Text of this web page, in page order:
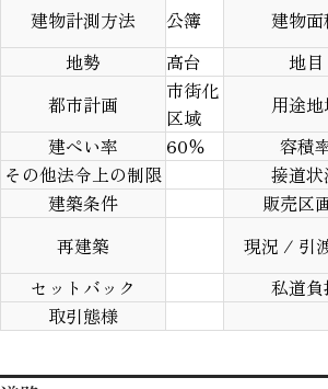
建物計測方法 公簿 建物面
地勢
高台 地目
都市計画
市街化
区域
用途
建ぺい率
60％ 容積
その他法令上の制限
接道状
建築条件
販売区
再建築
現況 / 引
セットバック
私道負
取引態様
「南向きのぬくもりが、家族時間がも
るリビング」
「暮らしにフィットする、3つのプラ
「外観に差がつく、パラペットの美。
しき邸宅」